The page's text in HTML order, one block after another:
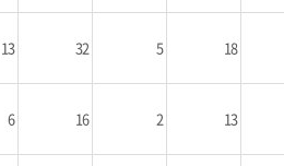
13 32 5 18
6 16 2 13